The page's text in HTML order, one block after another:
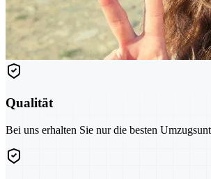
Qualität
Bei uns erhalten Sie nur die besten